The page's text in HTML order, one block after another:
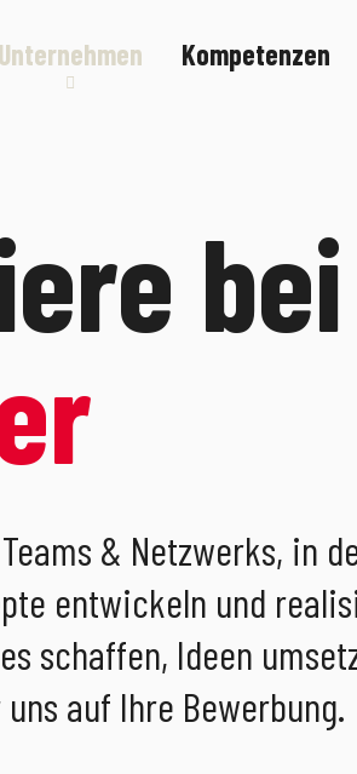
Unternehmen
Kompetenzen
bei
& Netzwerks, in
entwickeln und
schaffen, Ideen
auf Ihre Bewerbung.